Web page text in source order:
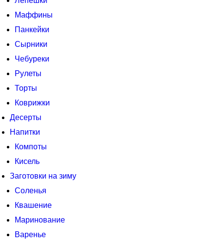
Маффины
Панкейки
Сырники
Чебуреки
Рулеты
Торты
Коврижки
Десерты
Напитки
Компоты
Кисель
Заготовки на зиму
Соленья
Квашение
Маринование
Варенье